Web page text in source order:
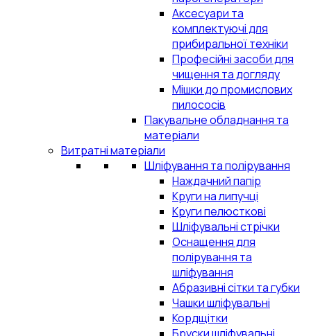
Аксесуари та
комплектуючі для
прибиральної техніки
Професійні засоби для
чищення та догляду
Мішки до промислових
пилососів
Пакувальне обладнання та
матеріали
Витратні матеріали
Шліфування та полірування
Наждачний папір
Круги на липучці
Круги пелюсткові
Шліфувальні стрічки
Оснащення для
полірування та
шліфування
Абразивні сітки та губки
Чашки шліфувальні
Кордщітки